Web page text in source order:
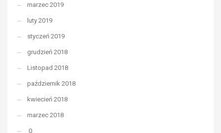
marzec 2019
luty 2019
styczeń 2019
grudzień 2018
Listopad 2018
październik 2018
kwiecień 2018
marzec 2018
0